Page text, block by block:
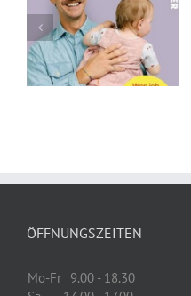
Was Sie (wirklich)
über Erziehung
wissen müssen
von Tillman
Prüfer
ÖFFNUNGSZEITEN
Mo-Fr 9.00 - 18.30